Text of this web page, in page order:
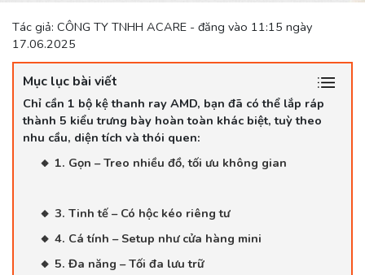
Tác giả: CÔNG TY TNHH ACARE - đăng vào 11:15 ngày
17.06.2025
Mục lục bài viết
Chỉ cần 1 bộ kệ thanh ray AMD, bạn đã có thể lắp ráp
thành 5 kiểu trưng bày hoàn toàn khác biệt, tuỳ theo
nhu cầu, diện tích và thói quen:
🔸 1. Gọn – Treo nhiều đồ, tối ưu không gian
🔸 3. Tinh tế – Có hộc kéo riêng tư
🔸 4. Cá tính – Setup như cửa hàng mini
🔸 5. Đa năng – Tối đa lưu trữ